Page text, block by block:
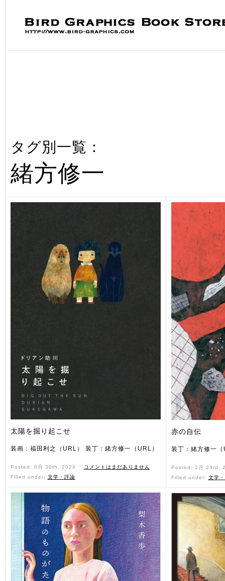
タグ別一覧：
緒方修一
太陽を掘り起こせ
装画：福田利之（URL） 装丁：緒方修一（URL）
Posted: 6月 30th, 2024 ˑ
コメントはまだありません
Filled under: 文学・評論
赤の自伝
装丁：緒方修一
Posted: 2月 23rd,
Filled under: 文学